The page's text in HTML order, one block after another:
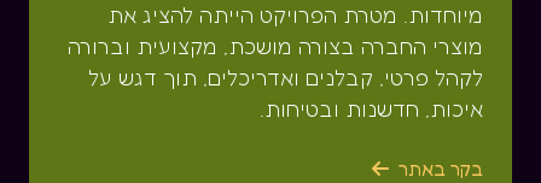
מיוחדות. מטרת הפרויקט הייתה להציג את
מוצרי החברה בצורה מושכת, מקצועית וברורה
לקהל פרטי, קבלנים ואדריכלים, תוך דגש על
איכות, חדשנות ובטיחות.
בקר באתר 